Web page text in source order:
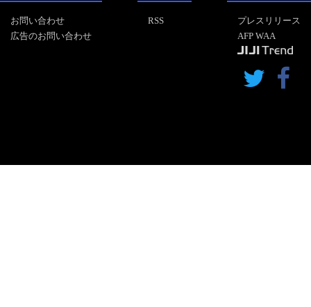
お問い合わせ
広告のお問い合わせ
RSS
プレスリリース
AFP WAA